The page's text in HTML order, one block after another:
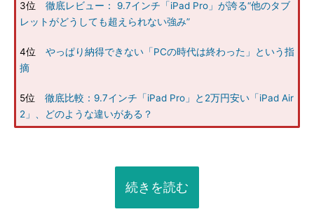
3位 徹底レビュー： 9.7インチ「iPad Pro」が誇る“他のタブ
レットがどうしても超えられない強み”
4位 やっぱり納得できない「PCの時代は終わった」という指
摘
5位 徹底比較：9.7インチ「iPad Pro」と2万円安い「iPad Air
2」、どのような違いがある？
続きを読む